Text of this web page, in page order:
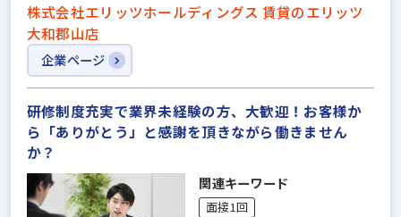
株式会社エリッツホールディングス 賃貸のエリッツ
大和郡山店
企業ページ
研修制度充実で業界未経験の方、大歓迎！お客様か
ら「ありがとう」と感謝を頂きながら働きません
か？
関連キーワード
面接1回